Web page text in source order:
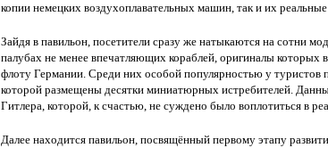
копии немецких воздухоплавательных машин, так и их
Зайдя в павильон, посетители сразу же натыкаются на сотни
палубах не менее впечатляющих кораблей, оригиналы
флоту Германии. Среди них особой популярностью у туристов
которой размещены десятки миниатюрных истребителей.
Гитлера, которой, к счастью, не суждено было воплотиться в
Далее находится павильон, посвящённый первому этапу